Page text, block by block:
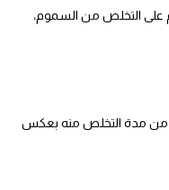
التخلص من السموم،
من مدة التخلص منه بعكس